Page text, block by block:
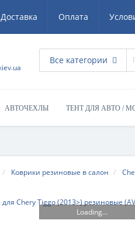
Доставка Оплата
Все категории
АВТОЧЕХЛЫ ТЕНТ ДЛЯ АВТО /
Коврики резиновые в салон
Loading...